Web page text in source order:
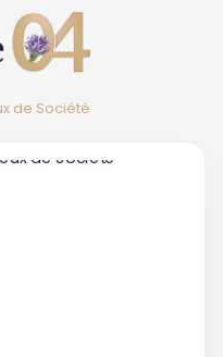
de Société